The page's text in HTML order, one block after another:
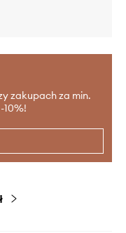
zakupach za min.
10%!